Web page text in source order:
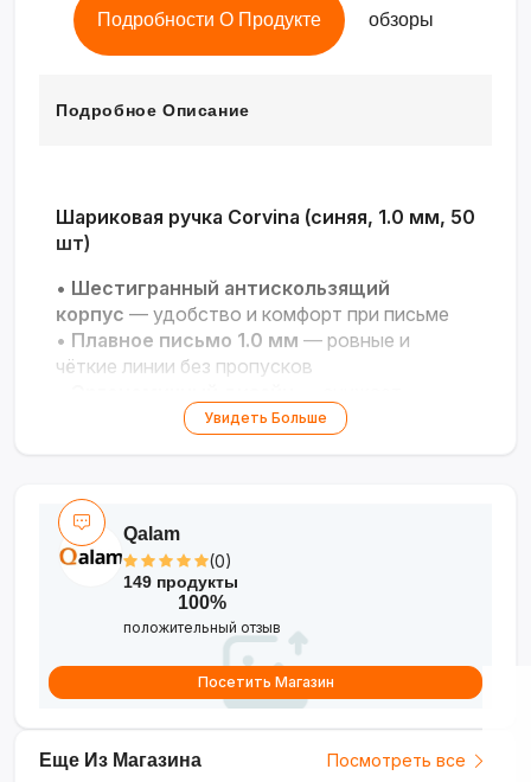
Подробности О Продукте обзоры
Подробное Описание
Шариковая ручка Corvina (синяя, 1.0 мм, 50
шт)
• Шестигранный антискользящий
корпус — удобство и комфорт при письме
• Плавное письмо 1.0 мм — ровные и
чёткие линии без пропусков
усталость руки при длительном
офиса, школы или творчества
Увидеть Больше
Еще Из Магазина Посмотреть все
Qalam
(0)
149 продукты
100%
положительный отзыв
Посетить Магазин